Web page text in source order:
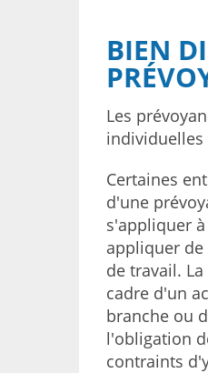
BIEN
Les
individuelles
Certaines
d'une
s'appliquer
appliquer
de travail.
cadre d'un
branche ou
l'obligation
contraints